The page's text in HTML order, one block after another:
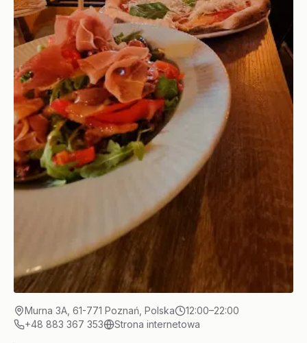
Murna 3A, 61-771 Poznań, Polska
12:00–22:00
+48 883 367 353
Strona internetowa